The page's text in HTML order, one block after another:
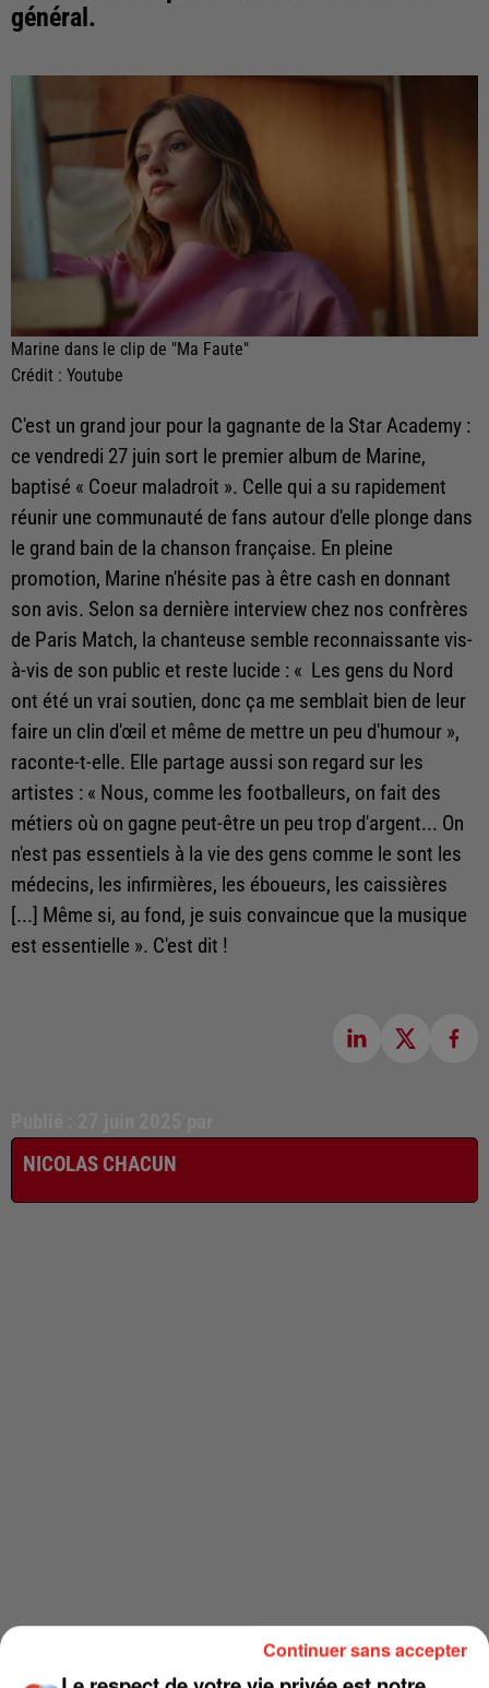
général.
Marine dans le clip de "Ma Faute"
Crédit : Youtube
C'est un grand jour pour la gagnante de la Star Academy :
ce vendredi 27 juin sort le premier album de Marine,
baptisé « Coeur maladroit ». Celle qui a su rapidement
réunir une communauté de fans autour d'elle plonge dans
le grand bain de la chanson française. En pleine
promotion, Marine n'hésite pas à être cash en donnant
son avis. Selon sa dernière interview chez nos confrères
de Paris Match, la chanteuse semble reconnaissante vis-
à-vis de son public et reste lucide : « Les gens du Nord
ont été un vrai soutien, donc ça me semblait bien de leur
faire un clin d'œil et même de mettre un peu d'humour »,
raconte-t-elle. Elle partage aussi son regard sur les
artistes : « Nous, comme les footballeurs, on fait des
métiers où on gagne peut-être un peu trop d'argent... On
n'est pas essentiels à la vie des gens comme le sont les
médecins, les infirmières, les éboueurs, les caissières
[...] Même si, au fond, je suis convaincue que la musique
est essentielle ». C'est dit !
NICOLAS CHACUN
Continuer sans accepter